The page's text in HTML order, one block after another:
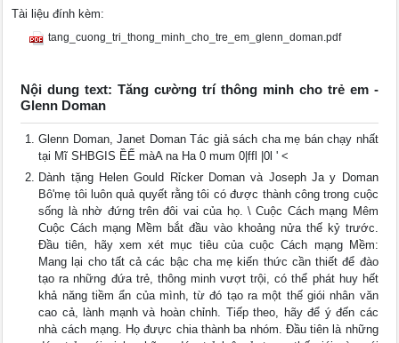
Tài liệu đính kèm:
tang_cuong_tri_thong_minh_cho_tre_em_glenn_doman.pdf
Nội dung text: Tăng cường trí thông minh cho trẻ em -
Glenn Doman
Glenn Doman, Janet Doman Tác giả sách cha mẹ bán chạy nhất
tại Mĩ SHBGIS ỀẾ màA na Ha 0 mum 0|ffl |0l ' <
Dành tặng Helen Gould Rỉcker Doman và Joseph Ja y Doman
Bô'mẹ tôi luôn quả quyết rằng tôi có được thành công trong cuộc
sống là nhờ đứng trên đôi vai của họ. \ Cuộc Cách mạng Mêm
Cuộc Cách mạng Mềm bắt đầu vào khoảng nửa thế kỷ trước.
Đầu tiên, hãy xem xét mục tiêu của cuộc Cách mạng Mềm:
Mang lại cho tất cả các bậc cha mẹ kiến thức cần thiết để đào
tạo ra những đứa trẻ, thông minh vượt trội, có thể phát huy hết
khả năng tiềm ẩn của mình, từ đó tạo ra một thế giói nhân văn
cao cả, lành mạnh và hoàn chỉnh. Tiếp theo, hãy để ý đến các
nhà cách mạng. Họ đưực chia thành ba nhóm. Đầu tiên là những